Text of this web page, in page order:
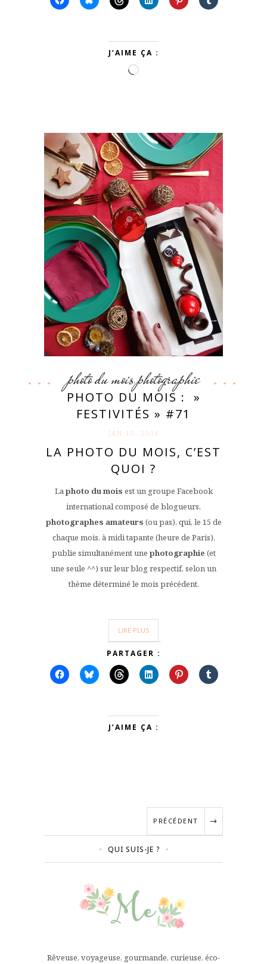
J’AIME ÇA :
Chargement…
photo du mois,photographie
PHOTO DU MOIS : »
FESTIVITÉS » #71
JAN 15. 2018
LA PHOTO DU MOIS, C’EST
QUOI ?
Laphoto du mois est un groupe Facebook
international composé de blogueurs,
photographes amateurs (ou pas), qui, le 15 de
chaque mois, à midi tapante (heure de Paris),
publie simultanément une photographie (et
une seule ^^) sur leur blog respectif, selon un
thème déterminé le mois précédent.
LIRE PLUS
PARTAGER :
J’AIME ÇA :
PRÉCÉDENT
QUI SUIS-JE ?
Rêveuse, voyageuse, gourmande, curieuse, éco-